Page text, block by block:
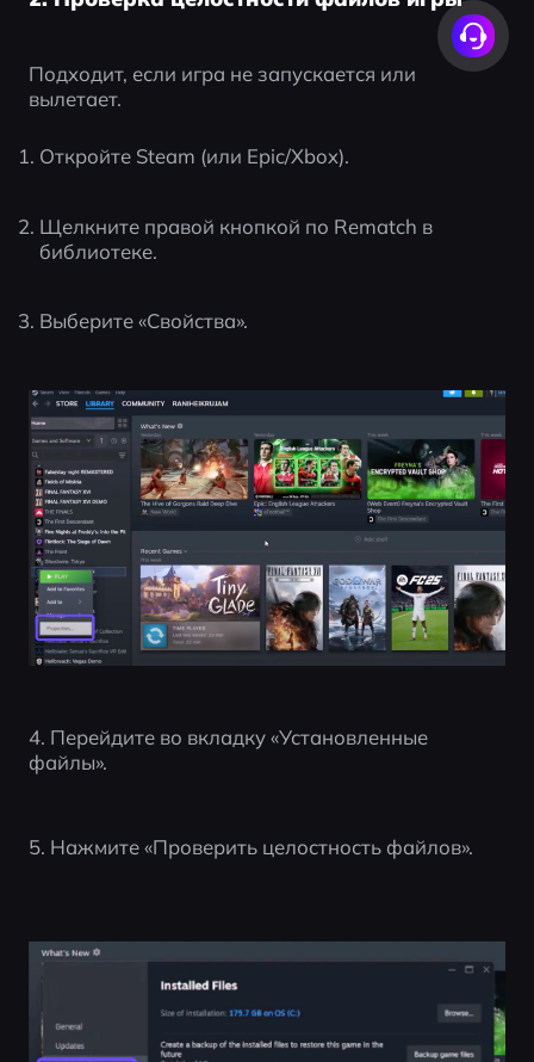
Подходит, если игра не запускается или
вылетает.
Откройте Steam (или Epic/Xbox).
Щелкните правой кнопкой по Rematch в
библиотеке.
Выберите «Свойства».
4. Перейдите во вкладку «Установленные
файлы».
5. Нажмите «Проверить целостность файлов».